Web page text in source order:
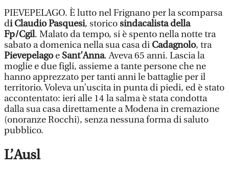
PIEVEPELAGO. È lutto nel Frignano per la scomparsa
di Claudio Pasquesi, storicosindacalista della
Fp/Cgil. Malato da tempo, si è spento nella notte tra
sabato a domenica nella sua casa di Cadagnolo, tra
Pievepelagoe Sant’Anna. Aveva 65 anni. Lascia la
moglie e due figli, assieme a tante persone che ne
hanno apprezzato per tanti anni le battaglie per il
territorio. Voleva un’uscita in punta di piedi, ed è stato
accontentato: ieri alle 14 la salma è stata condotta
dalla sua casa direttamente a Modena in cremazione
(onoranze Rocchi), senza nessuna forma di saluto
pubblico.
L’Ausl